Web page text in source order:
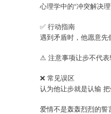
心理学中的“冲突解决
✅ 行动指南
遇到矛盾时，他愿意
⚠ 注意事项让步不代表
❌ 常见误区
认为他让步就是认输
爱情不是轰轰烈烈的